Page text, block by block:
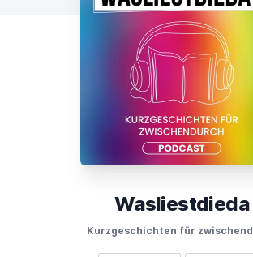
Wasliestdieda
Kurzgeschichten für